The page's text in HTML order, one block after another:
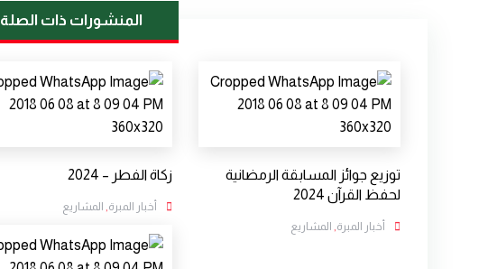
المنشورات ذات الصلة
توزيع جوائز المسابقة الرمضانية
لحفظ القرآن 2024
أخبار المبرة, المشاريع
زكاة الفطر – 2024
أخبار المبرة, المشاريع